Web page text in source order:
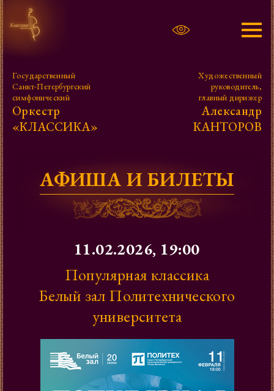
Александр Канторов
Оркестр
Проекты
Контакты
Государственный
Санкт-Петербургский
симфонический
Оркестр
«КЛАССИКА»
Художественный
руководитель,
главный дирижер
Александр
КАНТОРОВ
АФИША И БИЛЕТЫ
11.02.2026, 19:00
Популярная классика
Белый зал Политехнического
университета